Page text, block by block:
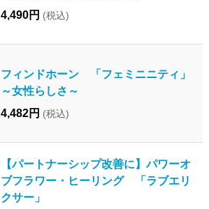
4,490円 (税込)
フィンドホーン 「フェミニニティ」
～女性らしさ～
4,482円 (税込)
【パートナーシップ改善に】パワーオ
ブフラワー・ヒーリング 「ラブエリ
クサー」